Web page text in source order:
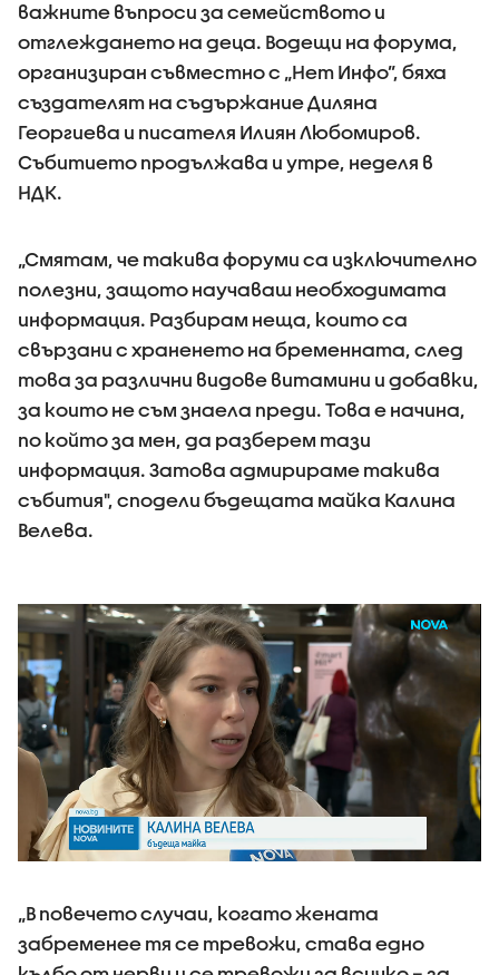
важните въпроси за семейството и
отглеждането на деца. Водещи на форума,
организиран съвместно с „Нет Инфо”, бяха
създателят на съдържание Диляна
Георгиева и писателя Илиян Любомиров.
Събитието продължава и утре, неделя в
НДК.
„Смятам, че такива форуми са изключително
полезни, защото научаваш необходимата
информация. Разбирам неща, които са
свързани с храненето на бременната, след
това за различни видове витамини и добавки,
за които не съм знаела преди. Това е начина,
по който за мен, да разберем тази
информация. Затова адмирираме такива
събития", сподели бъдещата майка Калина
Велева.
„В повечето случаи, когато жената
забременее тя се тревожи, става едно